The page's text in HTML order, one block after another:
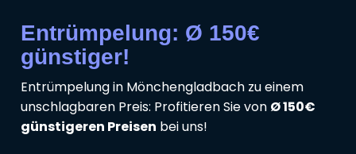
Entrümpelung: Ø 150€
günstiger!
Entrümpelung in Mönchengladbach zu einem
unschlagbaren Preis: Profitieren Sie von Ø 150€
günstigeren Preisen bei uns!